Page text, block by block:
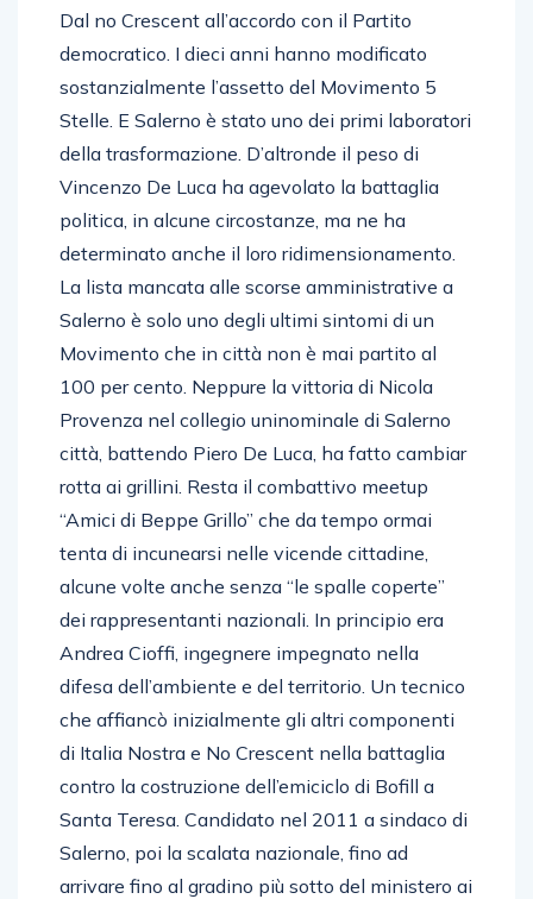
Dal no Crescent all’accordo con il Partito
democratico. I dieci anni hanno modificato
sostanzialmente l’assetto del Movimento 5
Stelle. E Salerno è stato uno dei primi laboratori
della trasformazione. D’altronde il peso di
Vincenzo De Luca ha agevolato la battaglia
politica, in alcune circostanze, ma ne ha
determinato anche il loro ridimensionamento.
La lista mancata alle scorse amministrative a
Salerno è solo uno degli ultimi sintomi di un
Movimento che in città non è mai partito al
100 per cento. Neppure la vittoria di Nicola
Provenza nel collegio uninominale di Salerno
città, battendo Piero De Luca, ha fatto cambiar
rotta ai grillini. Resta il combattivo meetup
“Amici di Beppe Grillo” che da tempo ormai
tenta di incunearsi nelle vicende cittadine,
alcune volte anche senza “le spalle coperte”
dei rappresentanti nazionali. In principio era
Andrea Cioffi, ingegnere impegnato nella
difesa dell’ambiente e del territorio. Un tecnico
che affiancò inizialmente gli altri componenti
di Italia Nostra e No Crescent nella battaglia
contro la costruzione dell’emiciclo di Bofill a
Santa Teresa. Candidato nel 2011 a sindaco di
Salerno, poi la scalata nazionale, fino ad
arrivare fino al gradino più sotto del ministero ai